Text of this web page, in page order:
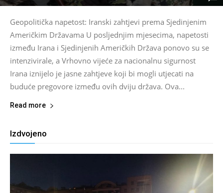
Geopolitička napetost: Iranski zahtjevi prema Sjedinjenim
Američkim Državama U posljednjim mjesecima, napetosti
između Irana i Sjedinjenih Američkih Država ponovo su se
intenzivirale, a Vrhovno vijeće za nacionalnu sigurnost
Irana iznijelo je jasne zahtjeve koji bi mogli utjecati na
buduće pregovore između ovih dviju država. Ova...
Read more
Izdvojeno